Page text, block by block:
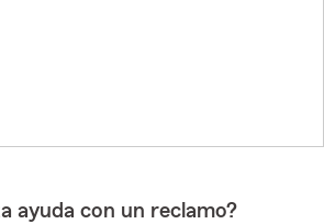
ayuda con un reclamo?